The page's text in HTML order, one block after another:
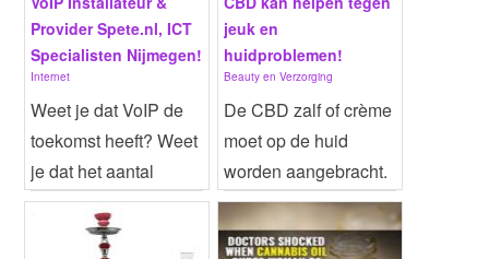
Provider Spete.nl, ICT
Specialisten Nijmegen!
Internet
Weet je dat VoIP de
toekomst heeft? Weet
je dat het aantal
bedrijven dat
gebruik...
Website | Meer info...
jeuk en
huidproblemen!
Beauty en Verzorging
De CBD zalf of crème
moet op de huid
worden aangebracht.
Speciale zalven zijn
o...
Website | Meer info...